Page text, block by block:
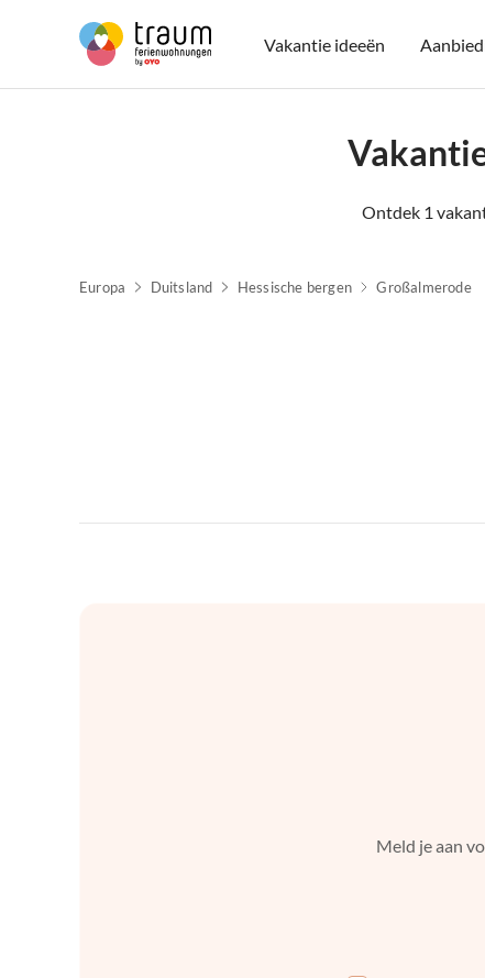
Vakantie ideeën
Ontdek 1
Europa Duitsland Hessische bergen Großalmerode
Meld je aan